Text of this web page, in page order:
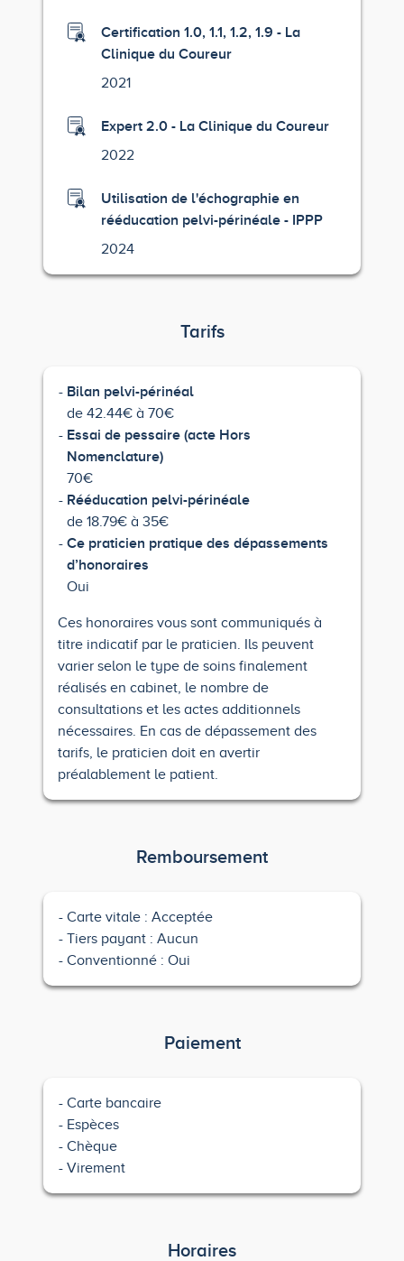
Certification 1.0, 1.1, 1.2, 1.9 - La
Clinique du Coureur
2021
Expert 2.0 - La Clinique du Coureur
2022
Utilisation de l'échographie en
rééducation pelvi-périnéale - IPPP
2024
Tarifs
Bilan pelvi-périnéal
de 42.44€ à 70€
Essai de pessaire (acte Hors
Nomenclature)
70€
Rééducation pelvi-périnéale
de 18.79€ à 35€
Ce praticien pratique des dépassements
d’honoraires
Oui
Ces honoraires vous sont communiqués à
titre indicatif par le praticien. Ils peuvent
varier selon le type de soins finalement
réalisés en cabinet, le nombre de
consultations et les actes additionnels
nécessaires. En cas de dépassement des
tarifs, le praticien doit en avertir
préalablement le patient.
Remboursement
Carte vitale : Acceptée
Tiers payant : Aucun
Conventionné : Oui
Paiement
Carte bancaire
Espèces
Chèque
Virement
Horaires